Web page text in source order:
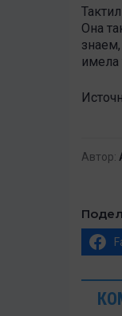
Она
имела
Автор: